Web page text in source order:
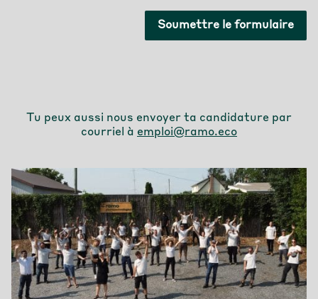
Soumettre le formulaire
Tu peux aussi nous envoyer ta candidature par
courriel à emploi@ramo.eco